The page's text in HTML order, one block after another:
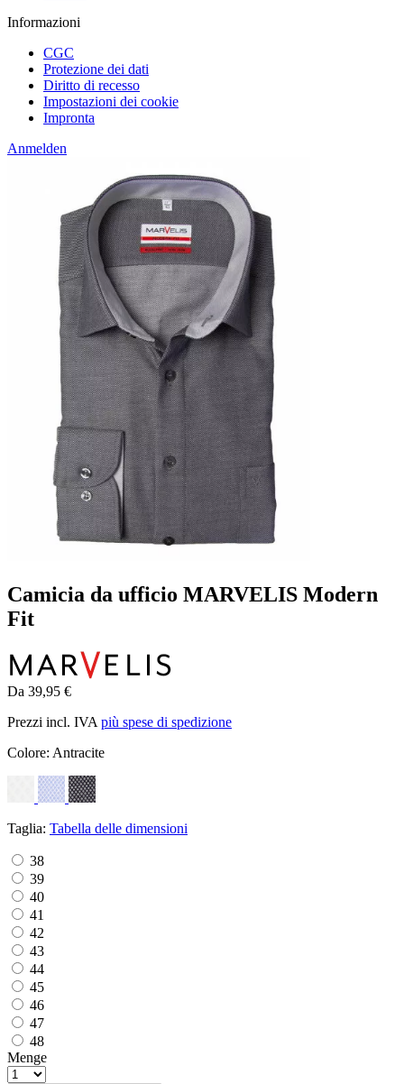
Informazioni
CGC
Protezione dei dati
Diritto di recesso
Impostazioni dei cookie
Impronta
Anmelden
Camicia da ufficio MARVELIS Modern
Fit
Da 39,95 €
Prezzi incl. IVA più spese di spedizione
Colore: Antracite
Taglia: Tabella delle dimensioni
38
39
40
41
42
43
44
45
46
47
48
Menge